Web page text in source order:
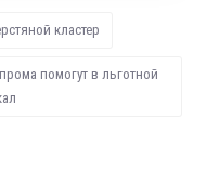
кластер
помогут в льготной